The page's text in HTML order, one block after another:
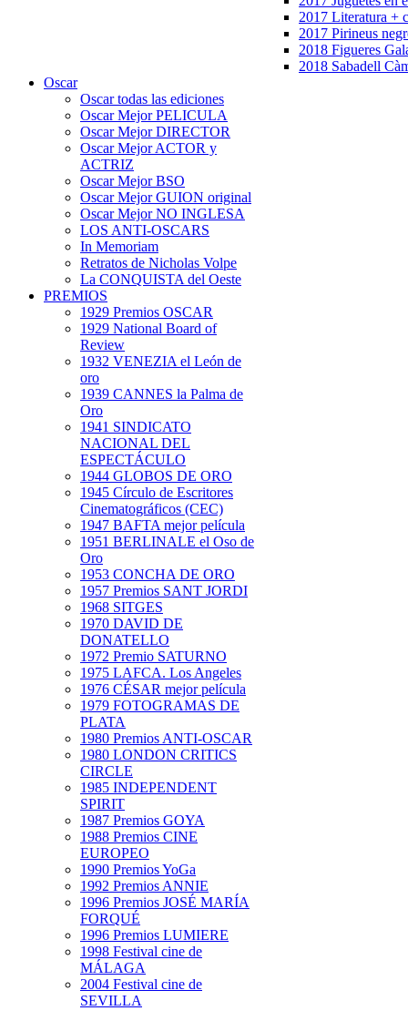
2017 Literatura +
2017 Pirineus
2018 Figueres
2018 Sabadell
Oscar
Oscar todas las ediciones
Oscar Mejor PELICULA
Oscar Mejor DIRECTOR
Oscar Mejor ACTOR y
ACTRIZ
Oscar Mejor BSO
Oscar Mejor GUION original
Oscar Mejor NO INGLESA
LOS ANTI-OSCARS
In Memoriam
Retratos de Nicholas Volpe
La CONQUISTA del Oeste
PREMIOS
1929 Premios OSCAR
1929 National Board of
Review
1932 VENEZIA el León de
oro
1939 CANNES la Palma de
Oro
1941 SINDICATO
NACIONAL DEL
ESPECTÁCULO
1944 GLOBOS DE ORO
1945 Círculo de Escritores
Cinematográficos (CEC)
1947 BAFTA mejor película
1951 BERLINALE el Oso de
Oro
1953 CONCHA DE ORO
1957 Premios SANT JORDI
1968 SITGES
1970 DAVID DE
DONATELLO
1972 Premio SATURNO
1975 LAFCA. Los Angeles
1976 CÉSAR mejor película
1979 FOTOGRAMAS DE
PLATA
1980 Premios ANTI-OSCAR
1980 LONDON CRITICS
CIRCLE
1985 INDEPENDENT
SPIRIT
1987 Premios GOYA
1988 Premios CINE
EUROPEO
1990 Premios YoGa
1992 Premios ANNIE
1996 Premios JOSÉ MARÍA
FORQUÉ
1996 Premios LUMIERE
1998 Festival cine de
MÁLAGA
2004 Festival cine de
SEVILLA